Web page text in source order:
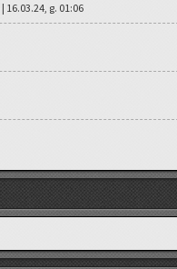
| 16.03.24, g. 01:06